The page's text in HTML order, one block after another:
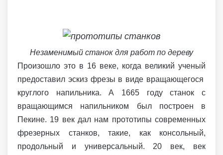
Незаменимый станок для работ по дереву
Произошло это в 16 веке, когда великий ученый
предоставил эскиз фрезы в виде вращающегося
круглого напильника. А 1665 году станок с
вращающимся напильником был построен в
Пекине. 19 век дал нам прототипы современных
фрезерных станков, такие, как консольный,
продольный и универсальный. 20 век, век